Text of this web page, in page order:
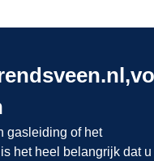
gasleiding of het
het heel belangrijk dat u